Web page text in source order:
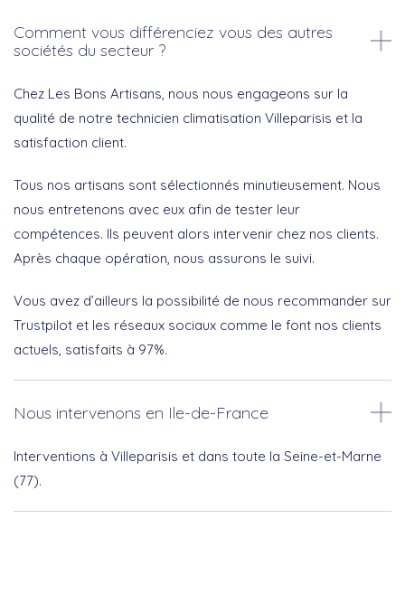
Comment vous différenciez vous des autres
sociétés du secteur ?
Chez Les Bons Artisans, nous nous engageons sur la
qualité de notre technicien climatisation Villeparisis et la
satisfaction client.
Tous nos artisans sont sélectionnés minutieusement. Nous
nous entretenons avec eux afin de tester leur
compétences. Ils peuvent alors intervenir chez nos clients.
Après chaque opération, nous assurons le suivi.
Vous avez d’ailleurs la possibilité de nous recommander sur
Trustpilot et les réseaux sociaux comme le font nos clients
actuels, satisfaits à 97%.
Nous intervenons en Ile-de-France
Interventions à Villeparisis et dans toute la Seine-et-Marne
(77).